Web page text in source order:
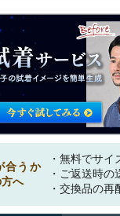
合うか
へ
・無料でサイ
・ご返送時の
・交換品の再